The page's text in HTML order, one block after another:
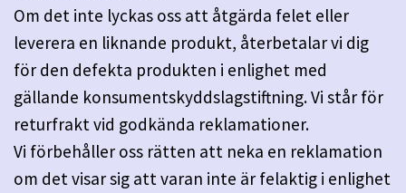
Om det inte lyckas oss att åtgärda felet eller
leverera en liknande produkt, återbetalar vi dig
för den defekta produkten i enlighet med
gällande konsumentskyddslagstiftning. Vi står för
returfrakt vid godkända reklamationer.
Vi förbehåller oss rätten att neka en reklamation
om det visar sig att varan inte är felaktig i enlighet